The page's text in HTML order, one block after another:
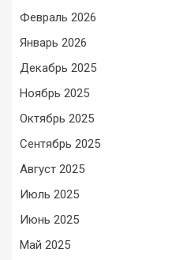
Февраль 2026
Январь 2026
Декабрь 2025
Ноябрь 2025
Октябрь 2025
Сентябрь 2025
Август 2025
Июль 2025
Июнь 2025
Май 2025